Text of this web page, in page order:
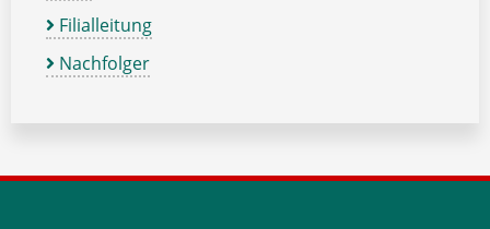
Filialleitung
Nachfolger